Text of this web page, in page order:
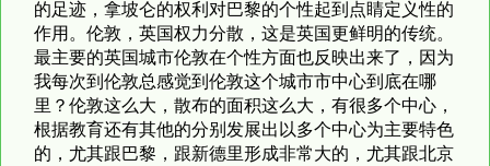
的足迹，拿坡仑的权利对巴黎的个性起到点睛定义性的
作用。伦敦，英国权力分散，这是英国更鲜明的传统。
最主要的英国城市伦敦在个性方面也反映出来了，因为
我每次到伦敦总感觉到伦敦这个城市市中心到底在哪
里？伦敦这么大，散布的面积这么大，有很多个中心，
根据教育还有其他的分别发展出以多个中心为主要特色
的，尤其跟巴黎，跟新德里形成非常大的，尤其跟北京